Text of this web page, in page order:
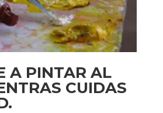
A PINTAR AL
CUIDAS